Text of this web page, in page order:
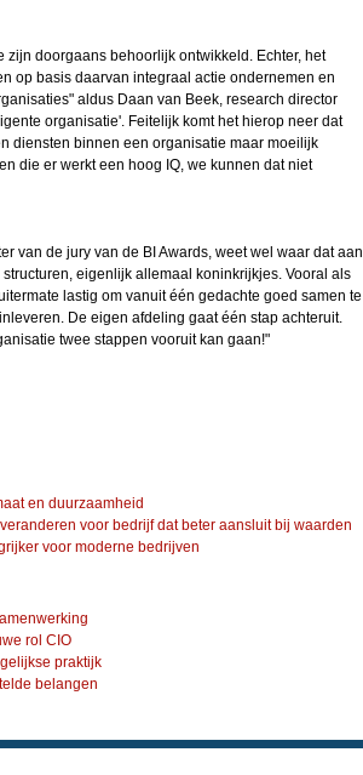
doorgaans behoorlijk ontwikkeld. Echter, het
op basis daarvan integraal actie ondernemen en
aldus Daan van Beek, research director
organisatie'. Feitelijk komt het hierop neer dat
diensten binnen een organisatie maar moeilijk
die er werkt een hoog IQ, we kunnen dat niet
van de jury van de BI Awards, weet wel waar dat aan
eigenlijk allemaal koninkrijkjes. Vooral als
lastig om vanuit één gedachte goed samen te
De eigen afdeling gaat één stap achteruit.
twee stappen vooruit kan gaan!"
en duurzaamheid
voor bedrijf dat beter aansluit bij waarden
voor moderne bedrijven
rol CIO
praktijk
belangen